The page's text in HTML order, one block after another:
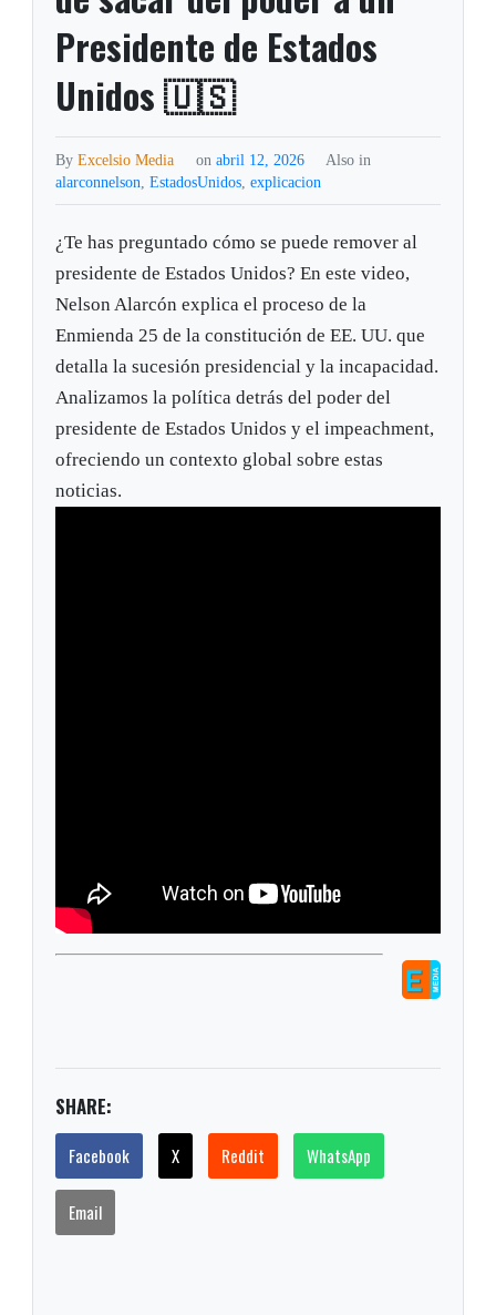
Presidente de Estados
Unidos 🇺🇸
ByExcelsio Media on abril 12, 2026
Also in
alarconnelson,EstadosUnidos,explicacion
¿Te has preguntado cómo se puede remover al
presidente de Estados Unidos? En este video,
Nelson Alarcón explica el proceso de la
Enmienda 25 de la constitución de EE. UU. que
detalla la sucesión presidencial y la incapacidad.
Analizamos la política detrás del poder del
presidente de Estados Unidos y el impeachment,
ofreciendo un contexto global sobre estas
noticias.
SHARE:
Facebook X Reddit WhatsApp
Email